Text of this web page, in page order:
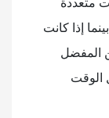
إذا كانت
المفضل
الوقت